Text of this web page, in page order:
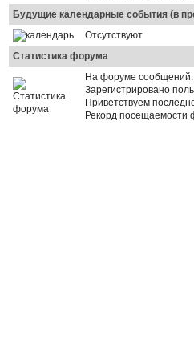
Будущие календарные события (в
Отсутствуют
Статистика форума
На форуме сообщений:
Зарегистрировано
Приветствуем
Рекорд